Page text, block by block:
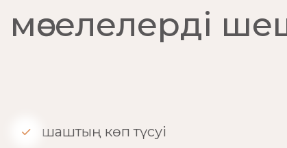
мәселелерді
шаштың көп түсуі